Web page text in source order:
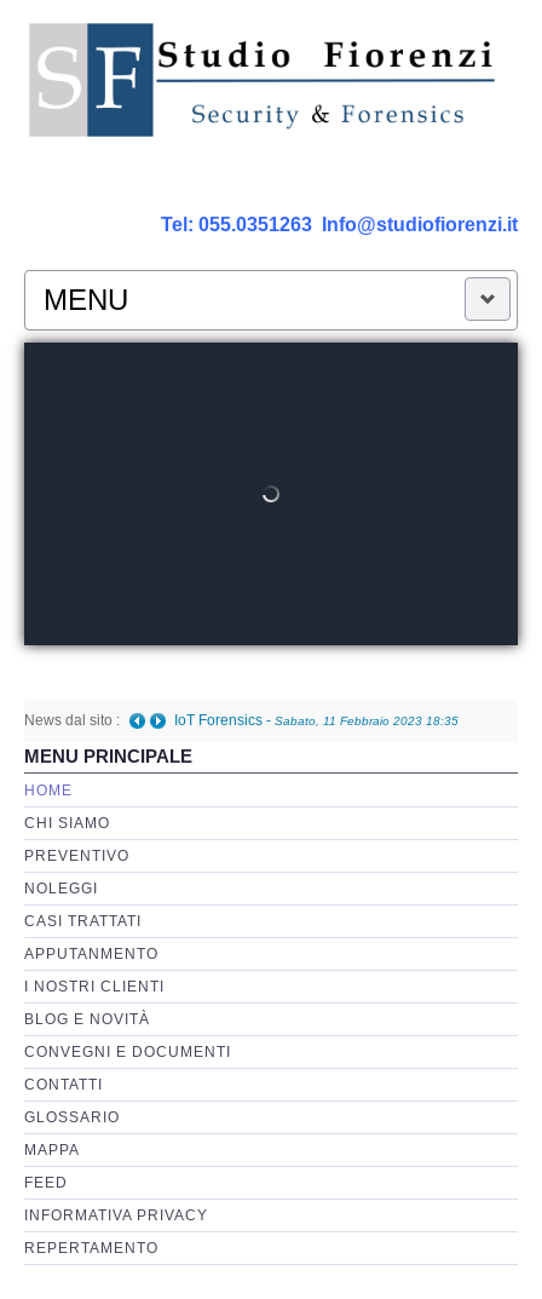
Tel: 055.0351263 Info@studiofiorenzi.it
MENU
Perizia Smartphone Tablet,Cell.
Perzia su Software/Programmi
Perizia Fonica e Trascrizioni
Perizia su Social Network
Perizia Web Reputation
Perizia Host e Mainframe
Perizia Contratti ICT
Perizia Disp. Elettronici
Perizia Stalking
Perizia Cyber Bullismo
Incarichi CTU e CTP
News dal sito : IoT Forensics - Sabato, 11 Febbraio 2023 18:35
MENU PRINCIPALE
HOME
CHI SIAMO
PREVENTIVO
NOLEGGI
CASI TRATTATI
APPUTANMENTO
I NOSTRI CLIENTI
BLOG E NOVITÀ
CONVEGNI E DOCUMENTI
CONTATTI
GLOSSARIO
MAPPA
FEED
INFORMATIVA PRIVACY
REPERTAMENTO